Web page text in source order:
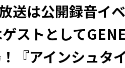
送は公開録音イ
ストとして
『アインシュタ